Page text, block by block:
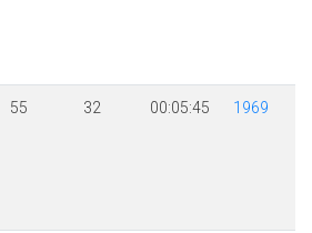
55 32 00:05:45 1969